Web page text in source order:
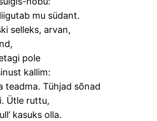
mu südant.
selleks, arvan,
pole
kallim:
teadma. Tühjad sõnad
Ütle ruttu,
kasuks olla.